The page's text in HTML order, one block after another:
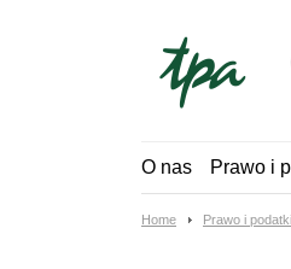
O nas Prawo i
Home Prawo i podatki